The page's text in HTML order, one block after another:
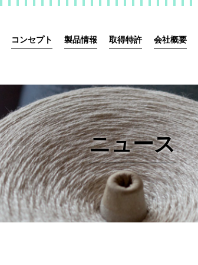
コンセプト 製品情報 取得特許 会社概要
ニュース